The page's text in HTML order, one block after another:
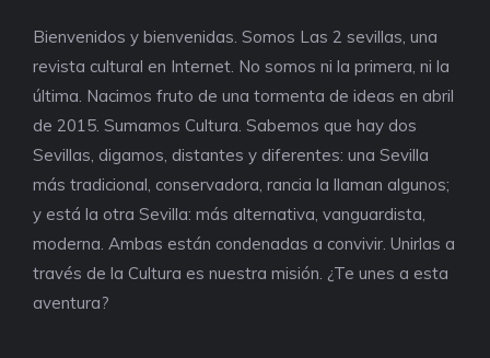
Bienvenidos y bienvenidas. Somos Las 2 sevillas, una
revista cultural en Internet. No somos ni la primera, ni la
última. Nacimos fruto de una tormenta de ideas en abril
de 2015. Sumamos Cultura. Sabemos que hay dos
Sevillas, digamos, distantes y diferentes: una Sevilla
más tradicional, conservadora, rancia la llaman algunos;
y está la otra Sevilla: más alternativa, vanguardista,
moderna. Ambas están condenadas a convivir. Unirlas a
través de la Cultura es nuestra misión. ¿Te unes a esta
aventura?